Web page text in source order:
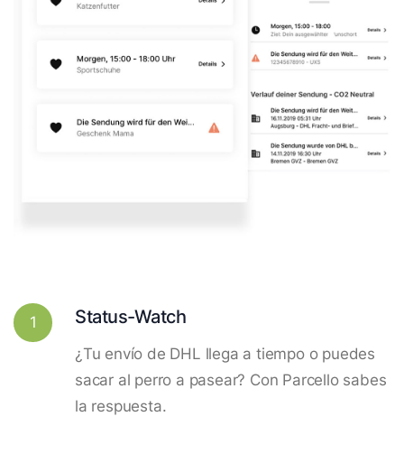
1 Status-Watch
¿Tu envío de DHL llega a tiempo o puedes
sacar al perro a pasear? Con Parcello sabes
la respuesta.